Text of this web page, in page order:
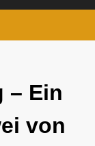
– Ein
von